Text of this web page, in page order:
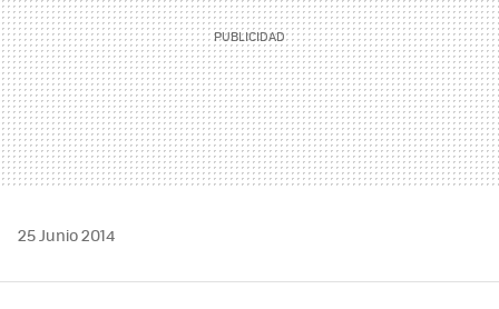
25 Junio 2014